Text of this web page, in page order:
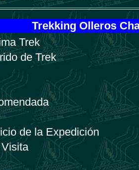
Trekking Olleros
Trek
de Trek
de la Expedición